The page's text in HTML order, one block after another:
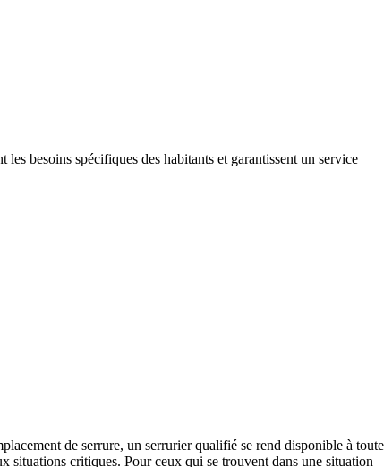
besoins spécifiques des habitants et garantissent un service
de serrure, un serrurier qualifié se rend disponible à toute
situations critiques. Pour ceux qui se trouvent dans une situation